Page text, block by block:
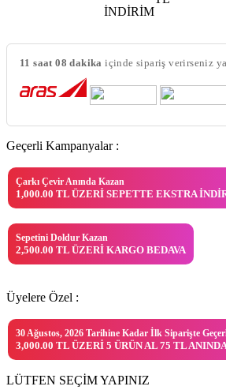
İNDİRİM
11 saat 08 dakika içinde sipariş verirseniz
Geçerli Kampanyalar :
Çarkı Çevir Anında Kazan
1,000.00 TL ÜZERI SEPETTE EKSTRA
Sepetini Doldur Kazan
2,500.00 TL ÜZERI KARGO BEDAVA
Üyelere Özel :
30 Ağustos, 2026 Tarihine Kadar İlk Siparişte
3,000.00 TL ÜZERI 5 ÜRÜN AL 75 TL
LÜTFEN SEÇİM YAPINIZ